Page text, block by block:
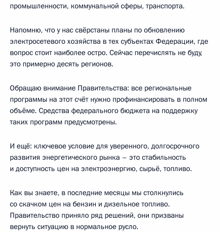
промышленности, коммунальной сферы, транспорта.
Напомню, что у нас свёрстаны планы по обновлению
электросетевого хозяйства в тех субъектах Федерации, где
вопрос стоит наиболее остро. Сейчас перечислять не буду,
это примерно десять регионов.
Обращаю внимание Правительства: все региональные
программы на этот счёт нужно профинансировать в полном
объёме. Средства федерального бюджета на поддержку
таких программ предусмотрены.
И ещё: ключевое условие для уверенного, долгосрочного
развития энергетического рынка – это стабильность
и доступность цен на электроэнергию, сырьё, топливо.
Как вы знаете, в последние месяцы мы столкнулись
со скачком цен на бензин и дизельное топливо.
Правительство приняло ряд решений, они призваны
вернуть ситуацию в нормальное русло.